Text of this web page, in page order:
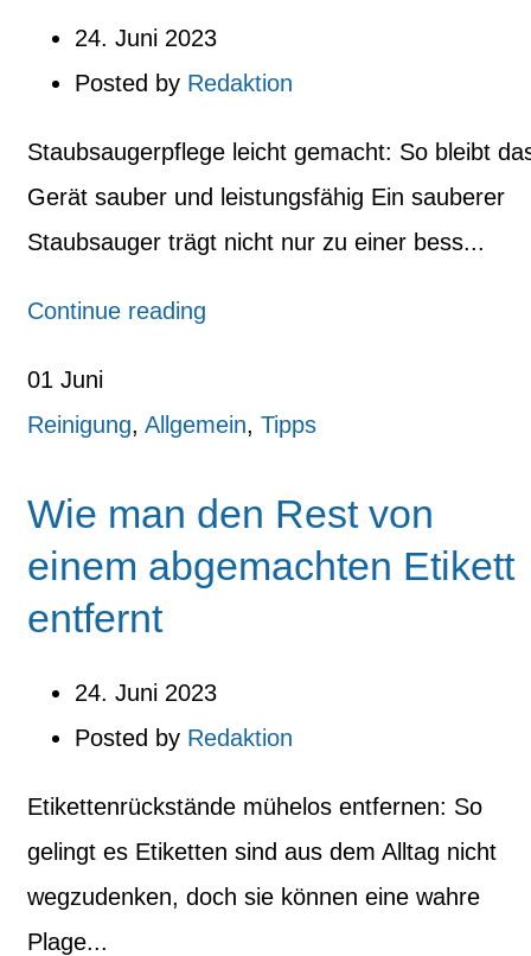
24. Juni 2023
Posted by Redaktion
Staubsaugerpflege leicht gemacht: So bleibt
Gerät sauber und leistungsfähig Ein sauberer
Staubsauger trägt nicht nur zu einer bess...
Continue reading
01 Juni
Reinigung, Allgemein, Tipps
Wie man den Rest von
einem abgemachten Etikett
entfernt
24. Juni 2023
Posted by Redaktion
Etikettenrückstände mühelos entfernen: So
gelingt es Etiketten sind aus dem Alltag nicht
wegzudenken, doch sie können eine wahre
Plage...